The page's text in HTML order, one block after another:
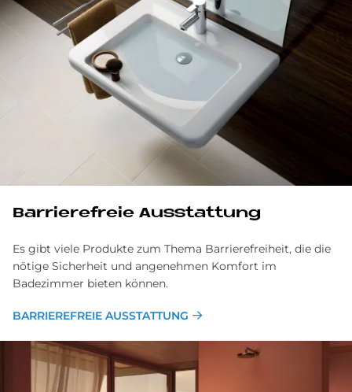
Barrierefreie Ausstattung
Es gibt viele Produkte zum Thema Barrierefreiheit, die die
nötige Sicherheit und angenehmen Komfort im
Badezimmer bieten können.
BARRIEREFREIE AUSSTATTUNG